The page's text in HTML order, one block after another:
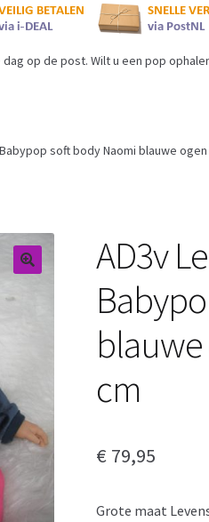
op de post. Wilt u een pop
soft body Naomi blauwe
AD3v
cm
€ 79,95
Grote maat